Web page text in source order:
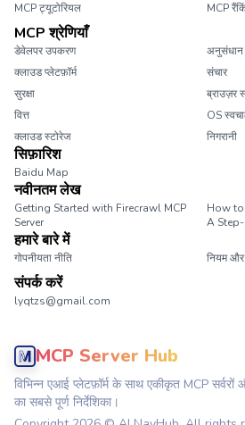
MCP ट्यूटोरियल
MCP
MCP श्रेणियाँ
डेवेलपर उपकरण
क्लाउड प्लेटफ़ॉर्म
संचार
सुरक्षा
ब्राउज़र
वित्त
OS
क्लाउड स्टोरेज
निगरानी
सिफ़ारिश
Baidu Map
नवीनतम लेख
Getting Started with Firecrawl MCP
Server
How to
A
हमारे बारे में
गोपनीयता नीति नियम और
संपर्क करें
lyqtzs@gmail.com
MCP Server Hub
विभिन्न एआई प्लेटफ़ॉर्म के साथ एकीकृत MCP सर्वरों
का सबसे पूर्ण निर्देशिका।